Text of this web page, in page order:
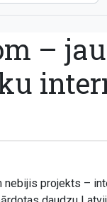
–
projekts –